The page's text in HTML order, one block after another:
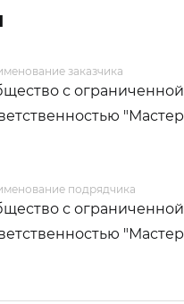
заказчика
с ограниченной
подрядчика
с ограниченной